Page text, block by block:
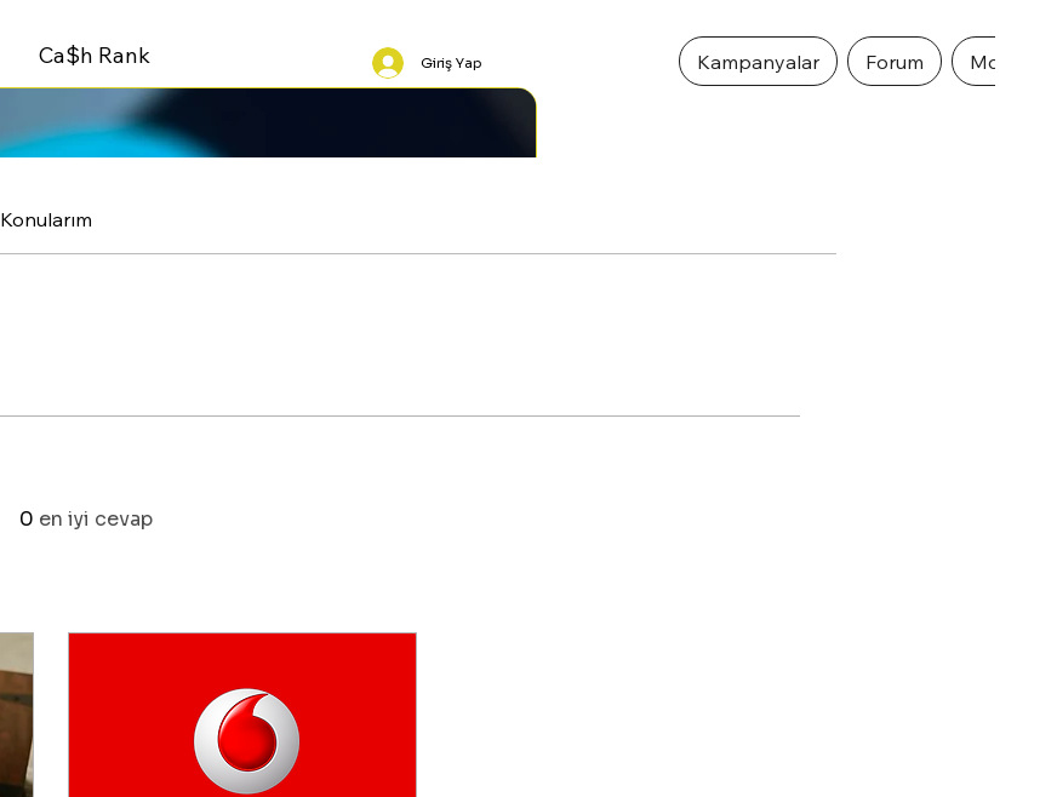
Ca$h Rank Giriş Yap Kampanyalar Forum Mobil
Konularım
0 en iyi cevap